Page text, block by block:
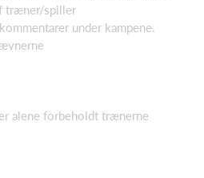
træner/spiller
under kampene.
alene forbeholdt trænerne